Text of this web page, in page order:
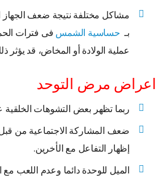
مشاكل مختلفة نتيجة ضعف الجهاز
بـ حساسية الشمس فى فترات
عملية الولادة أو المخاض، قد
اعراض مرض التوحد
ربما تظهر بعض التشوهات
ضعف المشاركة الاجتماعية من
إظهار التفاعل مع الأخرين.
الميل للوحدة دائما وعدم اللعب